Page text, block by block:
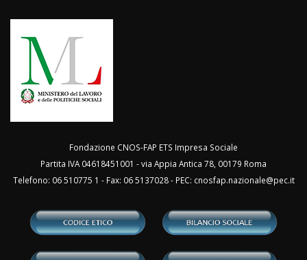
Fondazione CNOS-FAP ETS Impresa Sociale
Partita IVA 04618451001 - via Appia Antica 78, 00179 Roma
Telefono: 06 510775 1 - Fax: 06 5137028 - PEC: cnosfap.nazionale@pec.it